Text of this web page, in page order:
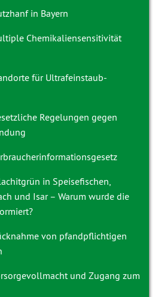
in Bayern
Chemikaliensensitivität
für Ultrafeinstaub-
Regelungen gegen
in Speisefischen,
und Isar – Warum wurde die
von pfandpflichtigen
und Zugang zum